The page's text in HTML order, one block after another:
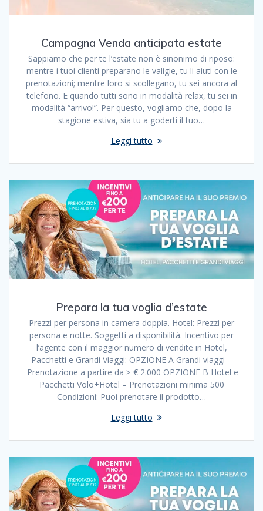
Campagna Venda anticipata estate
Sappiamo che per te l’estate non è sinonimo di riposo:
mentre i tuoi clienti preparano le valigie, tu li aiuti con le
prenotazioni; mentre loro si scollegano, tu sei ancora al
telefono. E quando tutti sono in modalità relax, tu sei in
modalità “arrivo!”. Per questo, vogliamo che, dopo la
stagione estiva, sia tu a goderti il tuo…
Leggi tutto
Prepara la tua voglia d’estate
Prezzi per persona in camera doppia. Hotel: Prezzi per
persona e notte. Soggetti a disponibilità. Incentivo per
l’agente con il maggior numero di vendite in Hotel,
Pacchetti e Grandi Viaggi: OPZIONE A Grandi viaggi –
Prenotazione a partire da ≥ € 2.000 OPZIONE B Hotel e
Pacchetti Volo+Hotel – Prenotazioni minima 500
Condizioni: Puoi prenotare il prodotto…
Leggi tutto